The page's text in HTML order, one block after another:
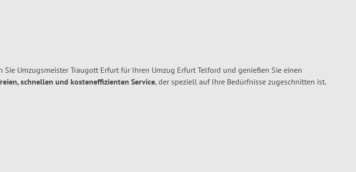
Sie Umzugsmeister Traugott Erfurt für Ihren Umzug Erfurt Telford und genießen Sie einen
schnellen und kosteneffizienten Service, der speziell auf Ihre Bedürfnisse zugeschnitten ist.